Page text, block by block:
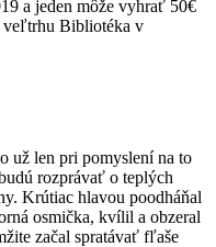
a jeden môže vyhrať 50€
veľtrhu Bibliotéka v
už len pri pomyslení na to
rozprávať o teplých
Krútiac hlavou poodháňal
osmička, kvílil a obzeral
začal spratávať fľaše